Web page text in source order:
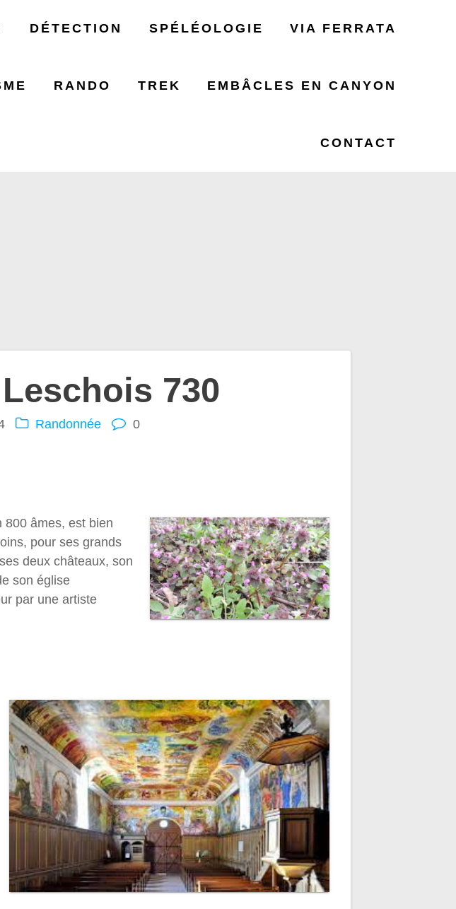
DÉTECTION SPÉLÉOLOGIE VIA FERRATA
RANDO TREK EMBÂCLES EN CANYON
CONTACT
LESCHOIS 730
730
Randonnée 0
800 âmes, est bien
pour ses grands
deux châteaux, son
son église
par une artiste